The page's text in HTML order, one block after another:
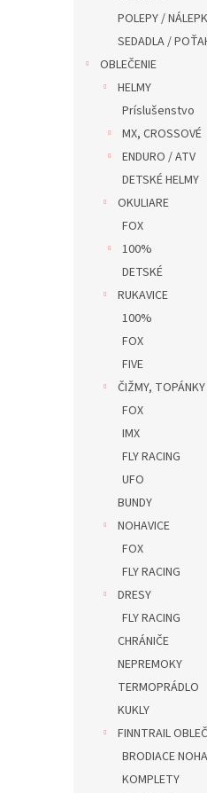
POLEPY /
SEDADLA /
OBLEČENIE
HELMY
Príslušenstvo
MX, CROSSOVÉ
ENDURO / ATV
DETSKÉ HELMY
OKULIARE
FOX
100%
DETSKÉ
RUKAVICE
100%
FOX
FIVE
ČIŽMY, TOPÁNKY
FOX
IMX
FLY RACING
UFO
BUNDY
NOHAVICE
FOX
FLY RACING
DRESY
FLY RACING
CHRÁNIČE
NEPREMOKY
TERMOPRÁDLO
KUKLY
FINNTRAIL
BRODIACE
KOMPLETY